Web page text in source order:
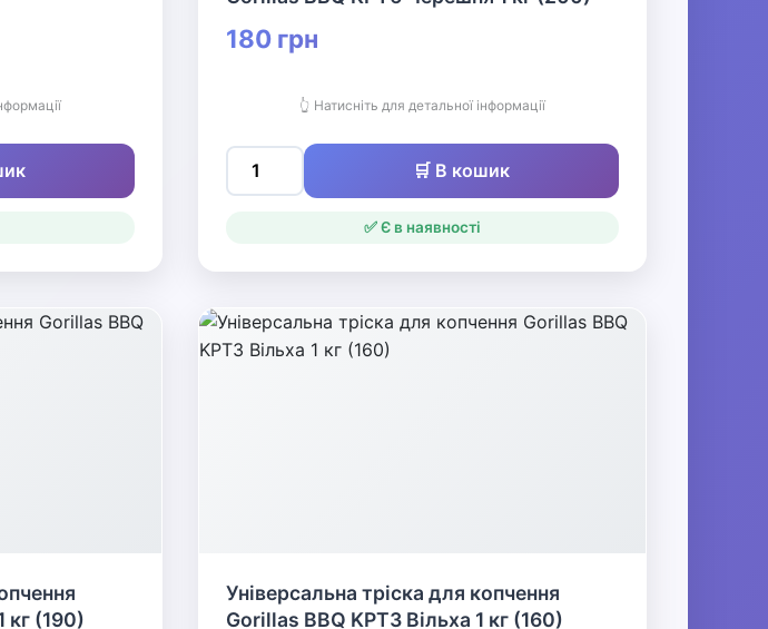
180 грн
👆 Натисніть для детальної інформації
🛒 В кошик
✅ Є в наявності
кг (190)
Універсальна тріска для копчення
Gorillas BBQ KPT3 Вільха 1 кг (160)